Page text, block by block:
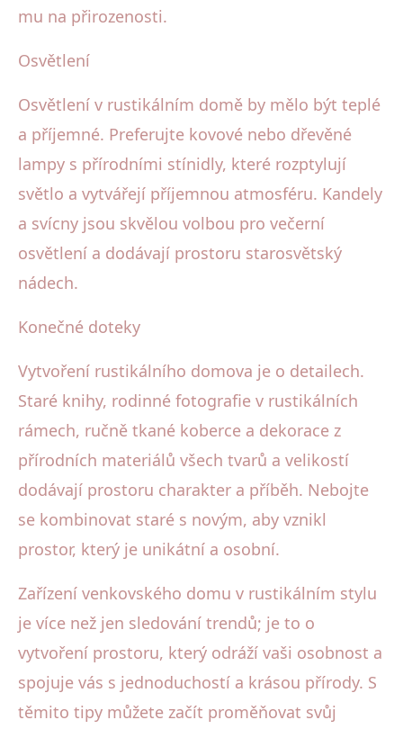
mu na přirozenosti.
Osvětlení
Osvětlení v rustikálním domě by mělo být teplé
a příjemné. Preferujte kovové nebo dřevěné
lampy s přírodními stínidly, které rozptylují
světlo a vytvářejí příjemnou atmosféru. Kandely
a svícny jsou skvělou volbou pro večerní
osvětlení a dodávají prostoru starosvětský
nádech.
Konečné doteky
Vytvoření rustikálního domova je o detailech.
Staré knihy, rodinné fotografie v rustikálních
rámech, ručně tkané koberce a dekorace z
přírodních materiálů všech tvarů a velikostí
dodávají prostoru charakter a příběh. Nebojte
se kombinovat staré s novým, aby vznikl
prostor, který je unikátní a osobní.
Zařízení venkovského domu v rustikálním stylu
je více než jen sledování trendů; je to o
vytvoření prostoru, který odráží vaši osobnost a
spojuje vás s jednoduchostí a krásou přírody. S
těmito tipy můžete začít proměňovat svůj